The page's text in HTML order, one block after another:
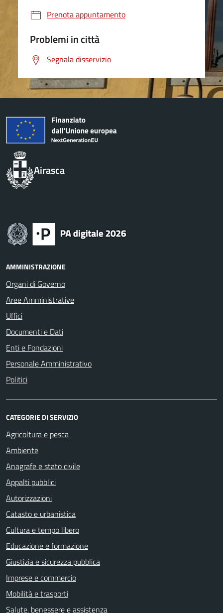
Prenota appuntamento
Problemi in città
Segnala disservizio
Airasca
AMMINISTRAZIONE
Organi di Governo
Aree Amministrative
Uffici
Documenti e Dati
Enti e Fondazioni
Personale Amministrativo
Politici
CATEGORIE DI SERVIZIO
Agricoltura e pesca
Ambiente
Anagrafe e stato civile
Appalti pubblici
Autorizzazioni
Catasto e urbanistica
Cultura e tempo libero
Educazione e formazione
Giustizia e sicurezza pubblica
Imprese e commercio
Mobilità e trasporti
Salute, benessere e assistenza